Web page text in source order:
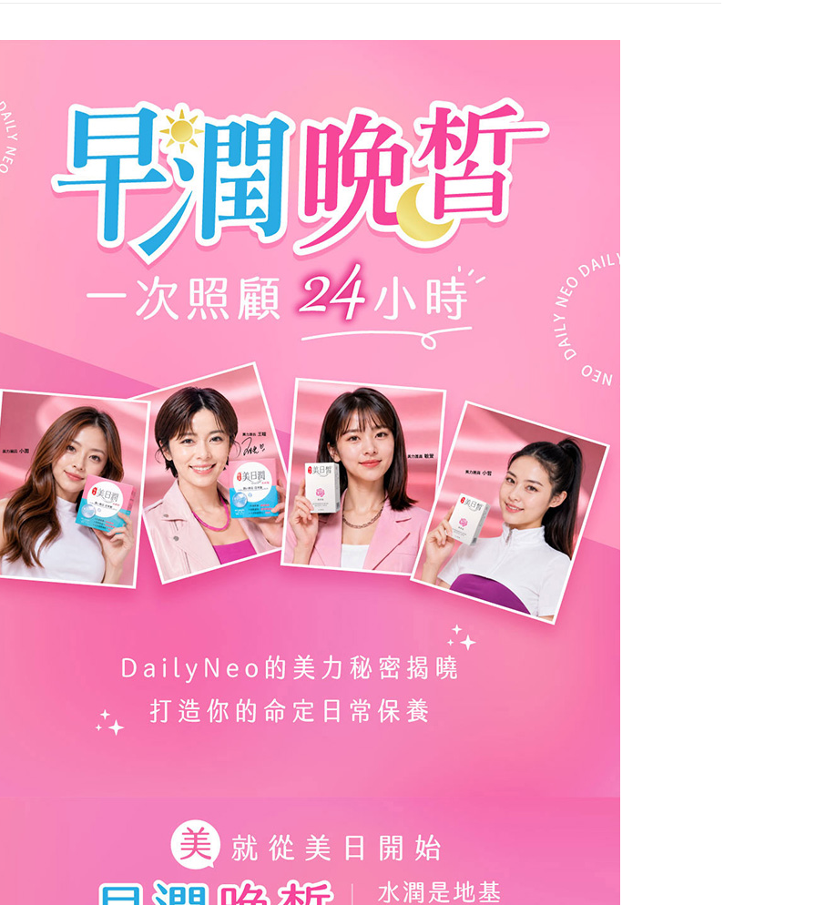
運送方式
每筆NT$60，滿NT$699(含以上)免運費
付款後7-11取貨
每筆NT$60，滿NT$1,500(含以上)免運費
宅配
每筆NT$150，滿NT$1,500(含以上)免運費
每筆NT$150，滿NT$1,500(含以上)免運費